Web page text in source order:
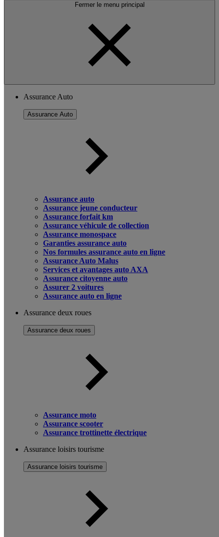
Fermer le menu principal
Assurance Auto
Assurance Auto
Assurance auto
Assurance jeune conducteur
Assurance forfait km
Assurance véhicule de collection
Assurance monospace
Garanties assurance auto
Nos formules assurance auto en ligne
Assurance Auto Malus
Services et avantages auto AXA
Assurance citoyenne auto
Assurer 2 voitures
Assurance auto en ligne
Assurance deux roues
Assurance deux roues
Assurance moto
Assurance scooter
Assurance trottinette électrique
Assurance loisirs tourisme
Assurance loisirs tourisme